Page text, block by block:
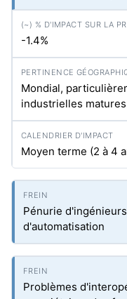
-1.4%
Mondial,
industrielles matures
Moyen terme (2 à 4
Pénurie
d'automatisation
Problèmes